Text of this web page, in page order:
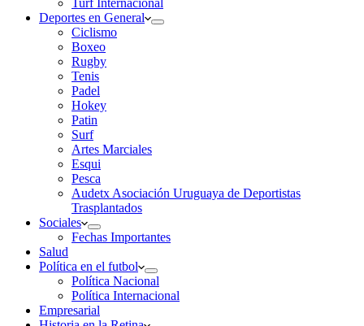
Turf Internacional
Deportes en General
Ciclismo
Boxeo
Rugby
Tenis
Padel
Hokey
Patin
Surf
Artes Marciales
Esqui
Pesca
Audetx Asociación Uruguaya de Deportistas
Trasplantados
Sociales
Fechas Importantes
Salud
Política en el futbol
Política Nacional
Política Internacional
Empresarial